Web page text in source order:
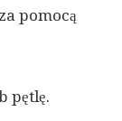
pomocą
pętlę.